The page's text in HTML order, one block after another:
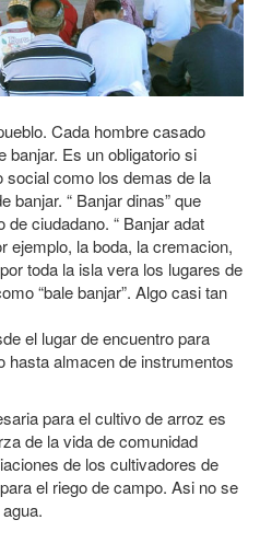
Cada hombre casado
banjar. Es un obligatorio si
social como los demas de la
banjar. “ Banjar dinas” que
ciudadano. “ Banjar adat
ejemplo, la boda, la cremacion,
toda la isla vera los lugares de
“bale banjar”. Algo casi tan
el lugar de encuentro para
hasta almacen de instrumentos
para el cultivo de arroz es
de la vida de comunidad
de los cultivadores de
el riego de campo. Asi no se